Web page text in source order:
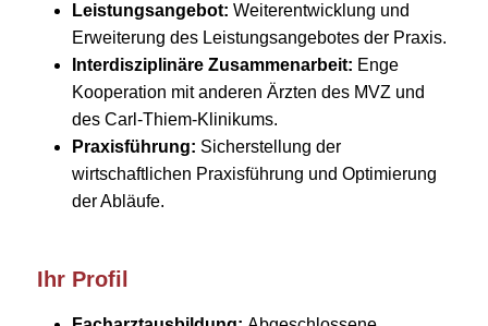
Leistungsangebot: Weiterentwicklung und
Erweiterung des Leistungsangebotes der Praxis.
Interdisziplinäre Zusammenarbeit: Enge
Kooperation mit anderen Ärzten des MVZ und
des Carl-Thiem-Klinikums.
Praxisführung: Sicherstellung der
wirtschaftlichen Praxisführung und Optimierung
der Abläufe.
Ihr Profil